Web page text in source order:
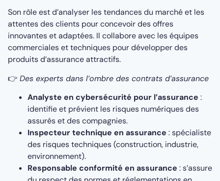
Son rôle est d’analyser les tendances du marché et les
attentes des clients pour concevoir des offres
innovantes et adaptées. Il collabore avec les équipes
commerciales et techniques pour développer des
produits d’assurance attractifs.
👉 Des experts dans l’ombre des contrats d’assurance
Analyste en cybersécurité pour l’assurance :
identifie et prévient les risques numériques des
assurés et des compagnies.
Inspecteur technique en assurance : spécialiste
des risques techniques (construction, industrie,
environnement).
Responsable conformité en assurance : s’assure